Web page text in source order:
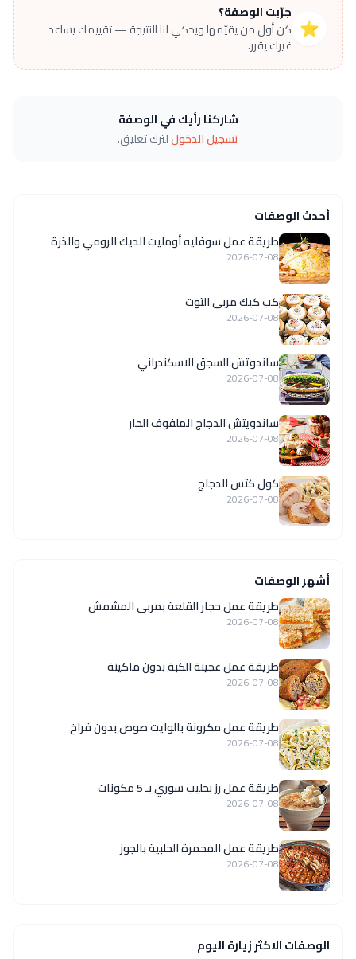
⭐
جرّبت الوصفة؟
كن أول من يقيّمها ويحكي لنا النتيجة — تقييمك يساعد
غيرك يقرر.
شاركنا رأيك في الوصفة
تسجيل الدخوللترك تعليق.
أحدث الوصفات
طريقة عمل سوفليه أومليت الديك الرومي والذرة
2026-07-08
كب كيك مربى التوت
2026-07-08
ساندوتش السجق الاسكندراني
2026-07-08
ساندويتش الدجاج الملفوف الحار
2026-07-08
كول كتس الدجاج
2026-07-08
أشهر الوصفات
طريقة عمل حجار القلعة بمربى المشمش
2026-07-08
طريقة عمل عجينة الكبة بدون ماكينة
2026-07-08
طريقة عمل مكرونة بالوايت صوص بدون فراخ
2026-07-08
طريقة عمل رز بحليب سوري بـ 5 مكونات
2026-07-08
طريقة عمل المحمرة الحلبية بالجوز
2026-07-08
الوصفات الاكثر زيارة اليوم